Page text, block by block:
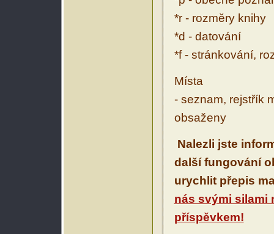
*r - rozměry knihy
*d - datování
*f - stránkování,
Místa
- seznam, rejstřík
obsaženy
Nalezli jste
další fungování
urychlit přepis
nás svými silami
příspěvkem!